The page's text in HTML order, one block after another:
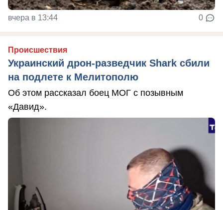
вчера в 13:44 0
Происшествия
Украинский дрон-разведчик Shark сбили
на подлете к Мелитополю
Об этом рассказал боец МОГ с позывным
«Давид».